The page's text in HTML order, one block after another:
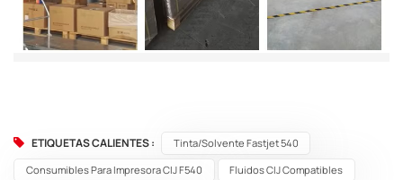
ETIQUETAS CALIENTES :
Tinta/solvente Fastjet 540
Consumibles Para Impresora CIJ F540
Fluidos CIJ Compatibles